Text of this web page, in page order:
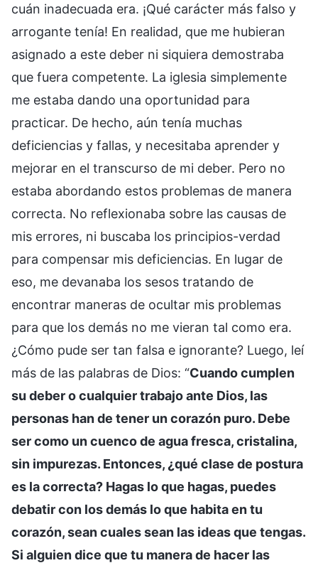
cuán inadecuada era. ¡Qué carácter más falso y
arrogante tenía! En realidad, que me hubieran
asignado a este deber ni siquiera demostraba
que fuera competente. La iglesia simplemente
me estaba dando una oportunidad para
practicar. De hecho, aún tenía muchas
deficiencias y fallas, y necesitaba aprender y
mejorar en el transcurso de mi deber. Pero no
estaba abordando estos problemas de manera
correcta. No reflexionaba sobre las causas de
mis errores, ni buscaba los principios-verdad
para compensar mis deficiencias. En lugar de
eso, me devanaba los sesos tratando de
encontrar maneras de ocultar mis problemas
para que los demás no me vieran tal como era.
¿Cómo pude ser tan falsa e ignorante? Luego, leí
más de las palabras de Dios: “Cuando cumplen
su deber o cualquier trabajo ante Dios, las
personas han de tener un corazón puro. Debe
ser como un cuenco de agua fresca, cristalina,
sin impurezas. Entonces, ¿qué clase de postura
es la correcta? Hagas lo que hagas, puedes
debatir con los demás lo que habita en tu
corazón, sean cuales sean las ideas que tengas.
Si alguien dice que tu manera de hacer las